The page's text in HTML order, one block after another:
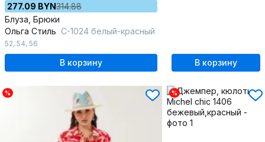
277.09 BYN314.88
Блуза, Брюки
Ольга Стиль С-1024 белый-красный
52, 54, 56
В корзину В корзину
% %